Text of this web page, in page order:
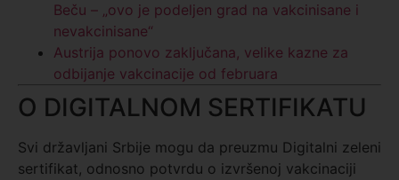
Beču – „ovo je podeljen grad na vakcinisane i
nevakcinisane“
Austrija ponovo zaključana, velike kazne za
odbijanje vakcinacije od februara
O DIGITALNOM SERTIFIKATU
Svi državljani Srbije mogu da preuzmu Digitalni zeleni
sertifikat, odnosno potvrdu o izvršenoj vakcinaciji